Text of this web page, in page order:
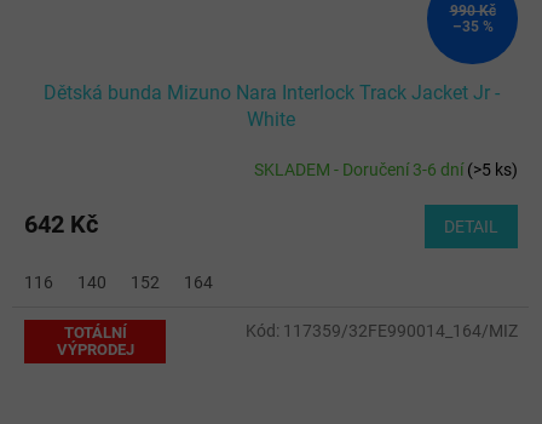
990 Kč
–35 %
Dětská bunda Mizuno Nara Interlock Track Jacket Jr -
White
SKLADEM - Doručení 3-6 dní(>5 ks)
642 Kč DETAIL
116 140 152 164
TOTÁLNÍ
VÝPRODEJ
Kód: 117359/32FE990014_164/MIZ